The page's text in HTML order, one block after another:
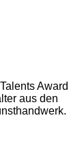
Award
aus den